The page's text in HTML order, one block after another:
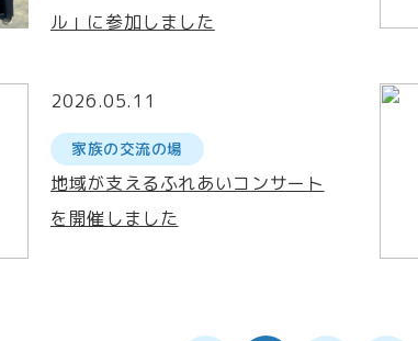
ル」に参加しました
2026.05.11
家族の交流の場
地域が支えるふれあいコンサート
を開催しました